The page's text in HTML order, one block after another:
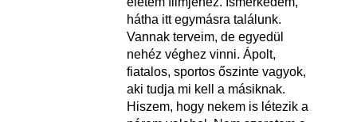
hátha itt egymásra találunk.
Vannak terveim, de egyedül
nehéz véghez vinni. Ápolt,
fiatalos, sportos őszinte vagyok,
aki tudja mi kell a másiknak.
Hiszem, hogy nekem is létezik a